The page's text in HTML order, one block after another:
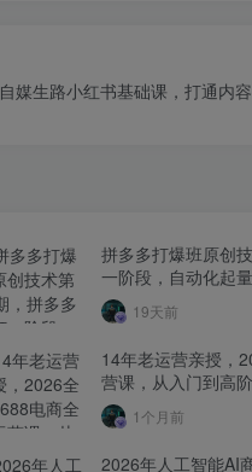
自媒生路小红书基础课，打通内
拼多多打爆班原创
一阶段，自动化起
投产优化・大促矩阵
19天前
14年老运营亲授，
营课，从入门到高
+工具包+直播诊断等
1个月前
2026年人工智能AI